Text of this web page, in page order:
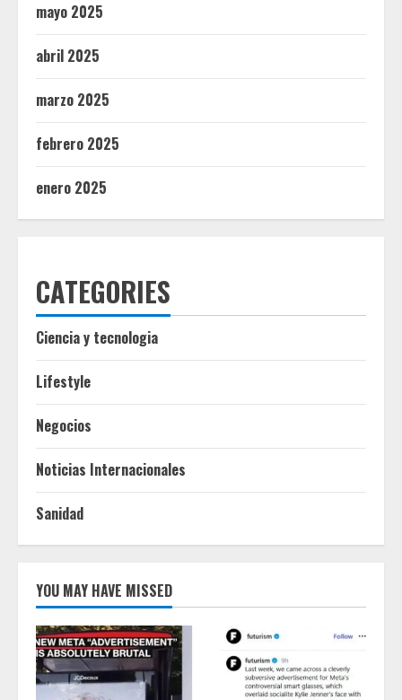
mayo 2025
abril 2025
marzo 2025
febrero 2025
enero 2025
CATEGORIES
Ciencia y tecnologia
Lifestyle
Negocios
Noticias Internacionales
Sanidad
YOU MAY HAVE MISSED